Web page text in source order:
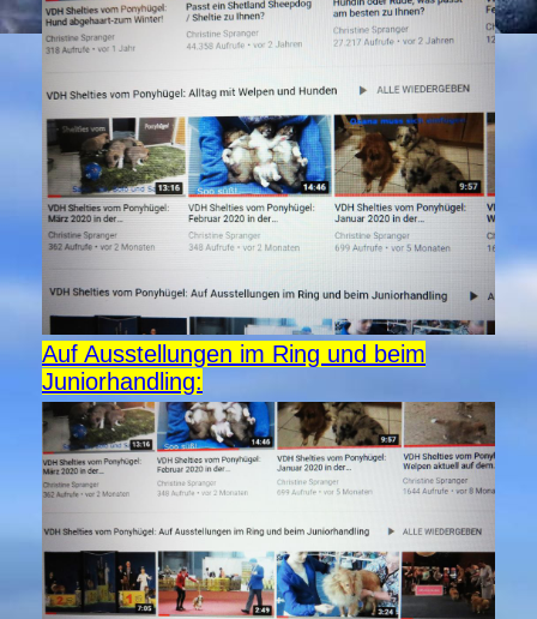
Auf Ausstellungen im Ring und beim
Juniorhandling: